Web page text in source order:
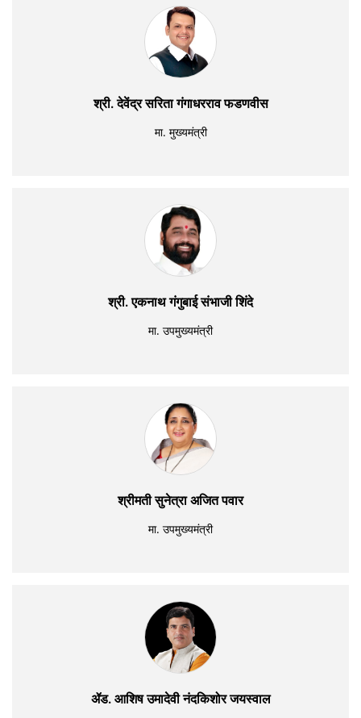
श्री. देवेंद्र सरिता गंगाधरराव फडणवीस
मा. मुख्यमंत्री
श्री. एकनाथ गंगुबाई संभाजी शिंदे
मा. उपमुख्यमंत्री
श्रीमती सुनेत्रा अजित पवार
मा. उपमुख्यमंत्री
ॲड. आशिष उमादेवी नंदकिशोर जयस्वाल